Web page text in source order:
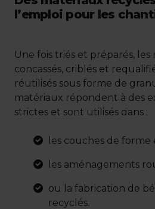
l’emploi pour les
Une fois triés et préparés,
concassés, criblés et
réutilisés sous forme de
matériaux répondent à des
strictes et sont utilisés dans :
les couches de forme
les aménagements
ou la fabrication de
recyclés.